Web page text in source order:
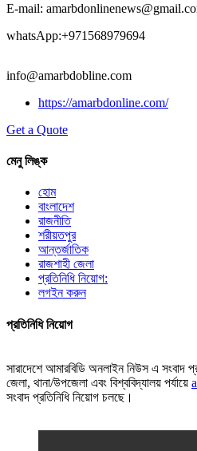
E-mail:
whatsApp:+971568979694
info@amarbdobline.com
https://amarbdonline.com/
Get a Quote
মেনু লিঙ্ক
হোম
বাংলাদেশ
রাজনীতি
শরীয়তপুর
আন্তর্জাতিক
রাজশাহী জেলা
প্রতিনিধি নিয়োগ:
লগইন করুন
প্রতিনিধি নিয়োগ
সারাদেশে আমারবিডি অনলাইন নিউস এ সংবাদ
জেলা, থানা/উপজেলা এবং বিশ্ববিদ্যালয় পর্যায়ে
সংবাদ প্রতিনিধি নিয়োগ চলছে।